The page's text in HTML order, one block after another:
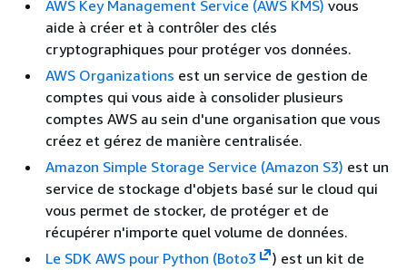
AWS Key Management Service (AWS KMS) vous
aide à créer et à contrôler des clés
cryptographiques pour protéger vos données.
AWS Organizations est un service de gestion de
comptes qui vous aide à consolider plusieurs
comptes AWS au sein d'une organisation que vous
créez et gérez de manière centralisée.
Amazon Simple Storage Service (Amazon S3) est un
service de stockage d'objets basé sur le cloud qui
vous permet de stocker, de protéger et de
récupérer n'importe quel volume de données.
Le SDK AWS pour Python (Boto3
) est un kit de